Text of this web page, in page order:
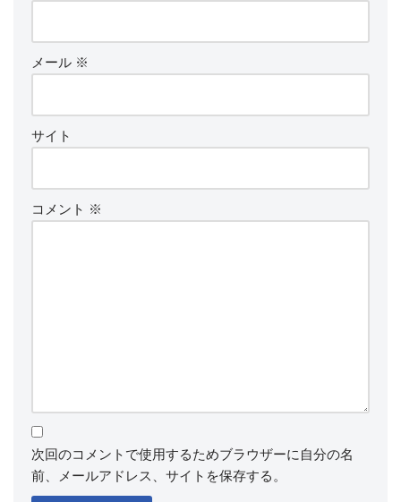
メール ※
サイト
コメント ※
次回のコメントで使用するためブラウザーに自分の名
前、メールアドレス、サイトを保存する。